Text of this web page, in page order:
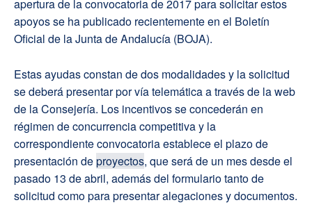
apertura de la convocatoria de 2017 para solicitar estos
apoyos se ha publicado recientemente en el Boletín
Oficial de la Junta de Andalucía (BOJA).
Estas ayudas constan de dos modalidades y la solicitud
se deberá presentar por vía telemática a través de la web
de la Consejería. Los incentivos se concederán en
régimen de concurrencia competitiva y la
correspondiente convocatoria establece el plazo de
presentación deproyectos, que será de un mes desde el
pasado 13 de abril, además del formulario tanto de
solicitud como para presentar alegaciones y documentos.